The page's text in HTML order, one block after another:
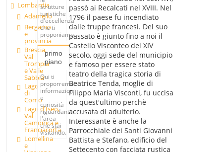
Lombardia
Adamello
Bergamo
e
provincia
Brescia,
Val
Trompia
e Valle
Sabbia
Lago
di
Como
Lago d'Iseo,
Val
Camonica e
Franciacorta
Lomellina
e
strutture
turistiche
d'eccellenza
che ti
proponiamo.
primo
piano
Qui ti
proporremo
informazioni
e
curiosità
riguardanti
l'area
che stai
visitando.
passò ai Recalcati nel XVIII. Nel
1796 il paese fu incendiato
dalle truppe francesi. Del suo
passato è giunto fino a noi il
Castello Visconteo del XIV
secolo, oggi sede del municipio
e famoso per essere stato
teatro della tragica storia di
Beatrice Tenda, moglie di
Filippo Maria Visconti, fu uccisa
da quest'ultimo perchè
accusata di adulterio.
Interessante è anche la
Parrocchiale dei Santi Giovanni
Battista e Stefano, edificio del
Settecento con facciata rustica